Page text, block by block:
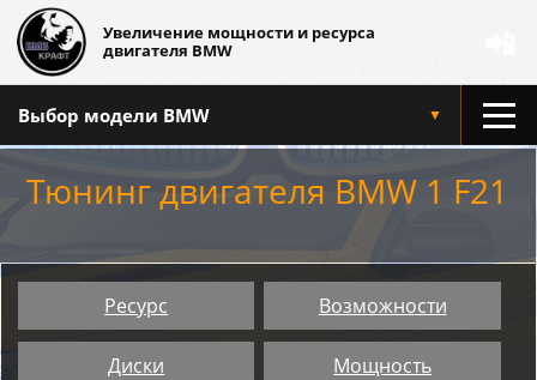
Увеличение мощности и ресурса
двигателя BMW
Выбор модели BMW ▼
Тюнинг двигателя BMW 1 F21
Ресурс Возможности
Диски Мощность